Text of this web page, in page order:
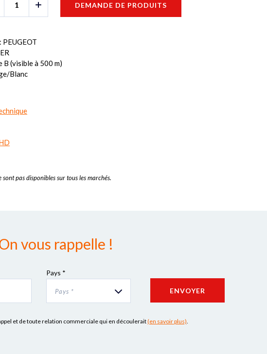
DEMANDE DE PRODUITS
B (visible à 500 m)
Blanc
sont pas disponibles sur tous les marchés.
vous rappelle !
Pays *
Pays * ENVOYER
et de toute relation commerciale qui en découlerait(en savoir plus).